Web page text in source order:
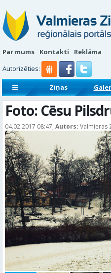
Par mums Kontakti
Reklāma
Autorizēties:
Ziņas
Sludinājumi
Reklāmraksti
Foto: Cēsu
04.02.2017 08:47, Autors: Valmieras